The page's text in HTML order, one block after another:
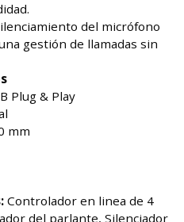
del micrófono
gestión de llamadas sin
Plug & Play
mm
Controlador en linea de 4
del parlante, Silenciador